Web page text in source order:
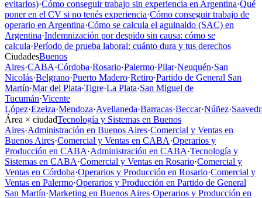
evitarlos)·Cómo conseguir trabajo sin experiencia en Argentina·Qué
poner en el CV si no tenés experiencia·Cómo conseguir trabajo de
operario en Argentina·Cómo se calcula el aguinaldo (SAC) en
Argentina·Indemnización por despido sin causa: cómo se
calcula·Período de prueba laboral: cuánto dura y tus derechos
CiudadesBuenos
Aires·CABA·Córdoba·Rosario·Palermo·Pilar·Neuquén·San
Nicolás·Belgrano·Puerto Madero·Retiro·Partido de General San
Martín·Mar del Plata·Tigre·La Plata·San Miguel de
Tucumán·Vicente
López·Ezeiza·Mendoza·Avellaneda·Barracas·Beccar·Núñez·
Área × ciudadTecnología y Sistemas en Buenos
Aires·Administración en Buenos Aires·Comercial y Ventas en
Buenos Aires·Comercial y Ventas en CABA·Operarios y
Producción en CABA·Administración en CABA·Tecnología y
Sistemas en CABA·Comercial y Ventas en Rosario·Comercial y
Ventas en Córdoba·Operarios y Producción en Rosario·Comercial y
Ventas en Palermo·Operarios y Producción en Partido de General
San Martín·Marketing en Buenos Aires·Operarios y Producción en